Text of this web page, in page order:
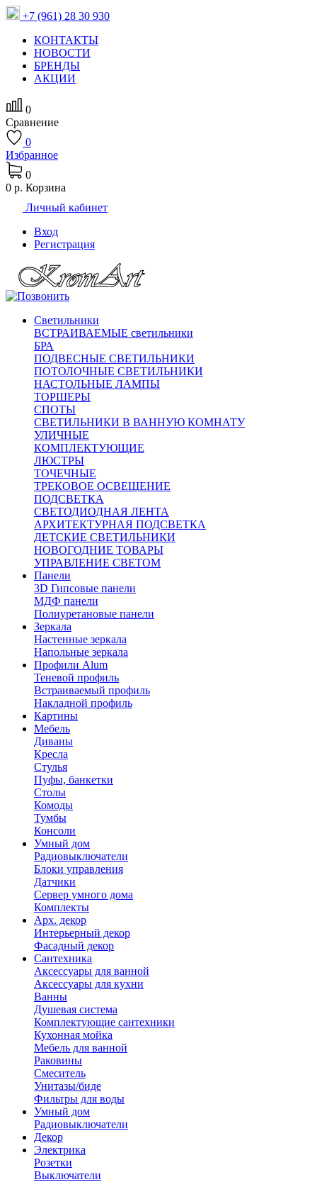
+7 (961) 28 30 930
КОНТАКТЫ
НОВОСТИ
БРЕНДЫ
АКЦИИ
0
Сравнение
0
Избранное
0
0 р. Корзина
Личный кабинет
Вход
Регистрация
Светильники
ВСТРАИВАЕМЫЕ светильники
БРА
ПОДВЕСНЫЕ СВЕТИЛЬНИКИ
ПОТОЛОЧНЫЕ СВЕТИЛЬНИКИ
НАСТОЛЬНЫЕ ЛАМПЫ
ТОРШЕРЫ
СПОТЫ
СВЕТИЛЬНИКИ В ВАННУЮ КОМНАТУ
УЛИЧНЫЕ
КОМПЛЕКТУЮЩИЕ
ЛЮСТРЫ
ТОЧЕЧНЫЕ
ТРЕКОВОЕ ОСВЕЩЕНИЕ
ПОДСВЕТКА
СВЕТОДИОДНАЯ ЛЕНТА
АРХИТЕКТУРНАЯ ПОДСВЕТКА
ДЕТСКИЕ СВЕТИЛЬНИКИ
НОВОГОДНИЕ ТОВАРЫ
УПРАВЛЕНИЕ СВЕТОМ
Панели
3D Гипсовые панели
МДФ панели
Полиуретановые панели
Зеркала
Настенные зеркала
Напольные зеркала
Профили Alum
Теневой профиль
Встраиваемый профиль
Накладной профиль
Картины
Мебель
Диваны
Кресла
Стулья
Пуфы, банкетки
Столы
Комоды
Тумбы
Консоли
Умный дом
Радиовыключатели
Блоки управления
Датчики
Сервер умного дома
Комплекты
Арх. декор
Интерьерный декор
Фасадный декор
Сантехника
Аксессуары для ванной
Аксессуары для кухни
Ванны
Душевая система
Комплектующие сантехники
Кухонная мойка
Мебель для ванной
Раковины
Смеситель
Унитазы/биде
Фильтры для воды
Умный дом
Радиовыключатели
Декор
Электрика
Розетки
Выключатели